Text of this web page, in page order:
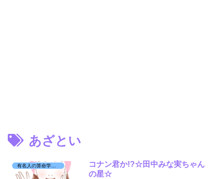
あざとい
有名人の算命学日記☆
コナン君か!?☆田中みな実ちゃん
の星☆